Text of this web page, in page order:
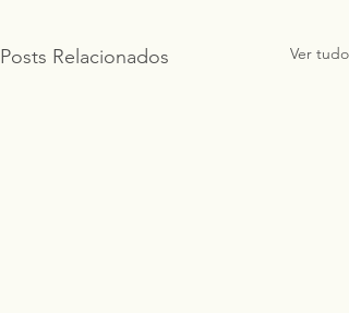
Posts Relacionados Ver tudo